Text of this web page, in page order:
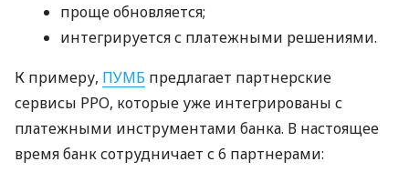
проще обновляется;
интегрируется с платежными решениями.
К примеру, ПУМБ предлагает партнерские
сервисы РРО, которые уже интегрированы с
платежными инструментами банка. В настоящее
время банк сотрудничает с 6 партнерами: